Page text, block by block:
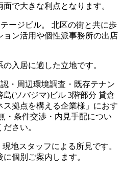
で大きな利点となります。
ージビル。 北区の街と共に歩
ョン活用や個性派事務所の出店
入居に適した立地です。
・周辺環境調査・既存テナン
島(ソバジマ)ビル 3階部分 貸倉
拠点を構える企業様」におす
・条件交渉・内見手配につい
さい。
地スタッフによる所見です。
個別ご案内します。